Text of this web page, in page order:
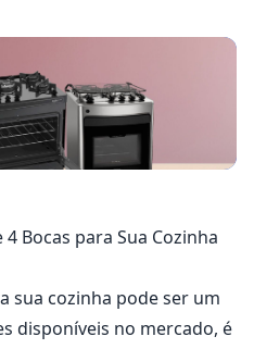
Bocas para Sua Cozinha
sua cozinha pode ser um
disponíveis no mercado, é